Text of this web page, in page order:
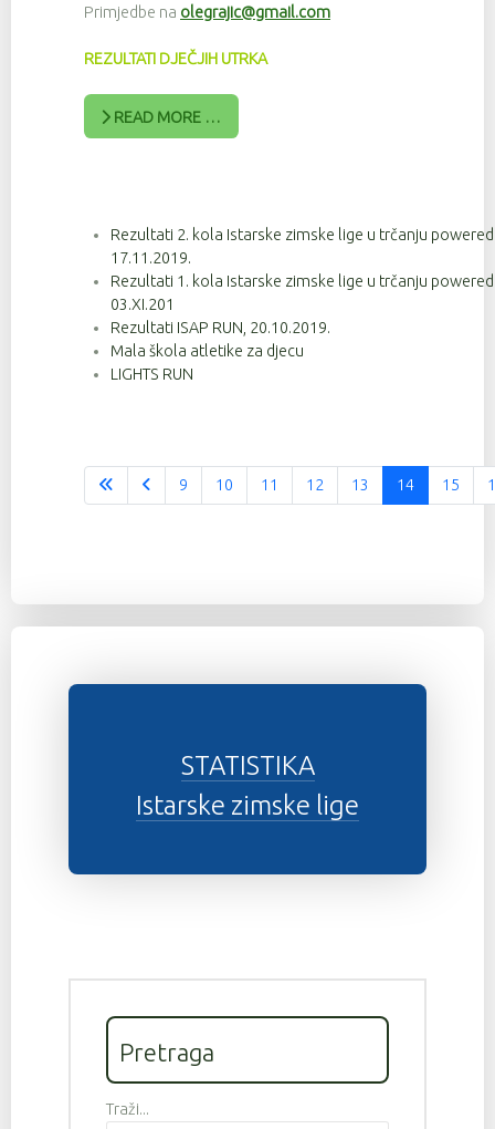
Primjedbe na olegrajic@gmail.com
REZULTATI DJEČJIH UTRKA
READ MORE …
Rezultati 2. kola Istarske zimske lige u trčanju
17.11.2019.
Rezultati 1. kola Istarske zimske lige u trčanju
03.XI.201
Rezultati ISAP RUN, 20.10.2019.
Mala škola atletike za djecu
LIGHTS RUN
9 10 11 12 13 14 15
STATISTIKA
Istarske zimske lige
Pretraga
Traži...